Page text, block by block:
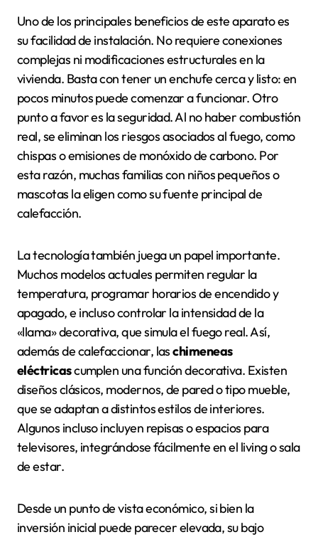
Uno de los principales beneficios de este aparato es
su facilidad de instalación. No requiere conexiones
complejas ni modificaciones estructurales en la
vivienda. Basta con tener un enchufe cerca y listo: en
pocos minutos puede comenzar a funcionar. Otro
punto a favor es la seguridad. Al no haber combustión
real, se eliminan los riesgos asociados al fuego, como
chispas o emisiones de monóxido de carbono. Por
esta razón, muchas familias con niños pequeños o
mascotas la eligen como su fuente principal de
calefacción.
La tecnología también juega un papel importante.
Muchos modelos actuales permiten regular la
temperatura, programar horarios de encendido y
apagado, e incluso controlar la intensidad de la
«llama» decorativa, que simula el fuego real. Así,
además de calefaccionar, laschimeneas
eléctricascumplen una función decorativa. Existen
diseños clásicos, modernos, de pared o tipo mueble,
que se adaptan a distintos estilos de interiores.
Algunos incluso incluyen repisas o espacios para
televisores, integrándose fácilmente en el living o sala
de estar.
Desde un punto de vista económico, si bien la
inversión inicial puede parecer elevada, su bajo